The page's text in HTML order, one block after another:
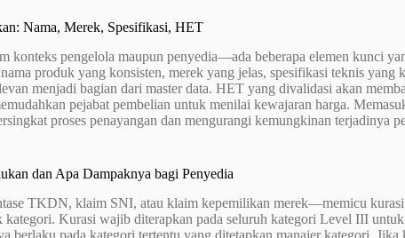
Nama, Merek, Spesifikasi, HET
konteks pengelola maupun penyedia—ada beberapa elemen kunci
produk yang konsisten, merek yang jelas, spesifikasi teknis yang
menjadi bagian dari master data. HET yang divalidasi akan
pejabat pembelian untuk menilai kewajaran harga.
proses penayangan dan mengurangi kemungkinan terjadinya
dan Apa Dampaknya bagi Penyedia
TKDN, klaim SNI, atau klaim kepemilikan merek—memicu
Kurasi wajib diterapkan pada seluruh kategori Level III
berlaku pada kategori tertentu yang ditetapkan manajer kategori.